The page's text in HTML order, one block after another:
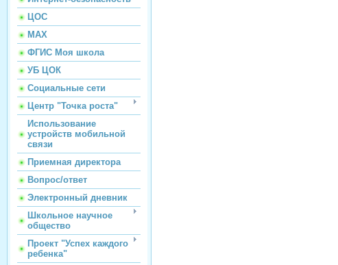
ЦОС
МАХ
ФГИС Моя школа
УБ ЦОК
Социальные сети
Центр "Точка роста"
Использование
устройств мобильной
связи
Приемная директора
Вопрос/ответ
Электронный дневник
Школьное научное
общество
Проект "Успех каждого
ребенка"